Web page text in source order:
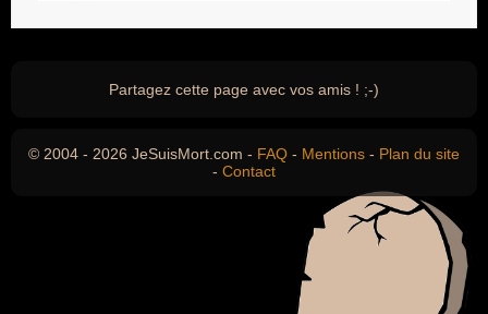
Partagez cette page avec vos amis ! ;-)
© 2004 - 2026 JeSuisMort.com - FAQ - Mentions - Plan du site
- Contact